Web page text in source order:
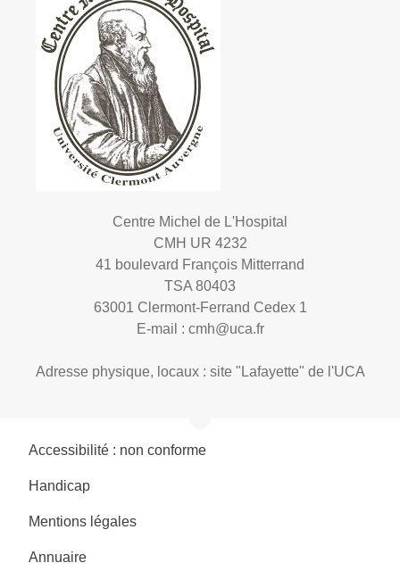
Centre Michel de L'Hospital
CMH UR 4232
41 boulevard François Mitterrand
TSA 80403
63001 Clermont-Ferrand Cedex 1
E-mail : cmh@uca.fr
Adresse physique, locaux : site "Lafayette" de l'UCA
Accessibilité : non conforme
Handicap
Mentions légales
Annuaire